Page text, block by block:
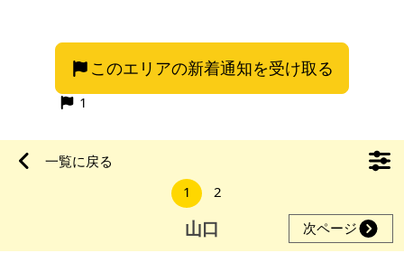
が近い為産業廃棄物などを置かれる方には申し訳ありませんが
お譲りできません。よく当たる占い師さんにみてもらったとこ
ろとてもいい気が流れている土地だそうです。 この土地は市街
このエリアの新着通知を受け取る
1
一覧に戻る
1
2
山口 次ページ